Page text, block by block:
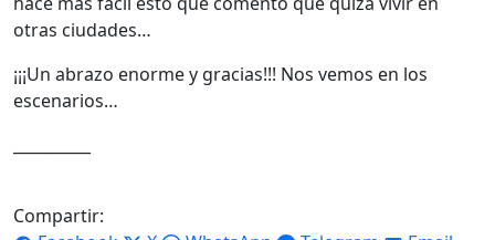
otras ciudades…
¡¡¡Un abrazo enorme y gracias!!! Nos vemos en los
escenarios…
Compartir: